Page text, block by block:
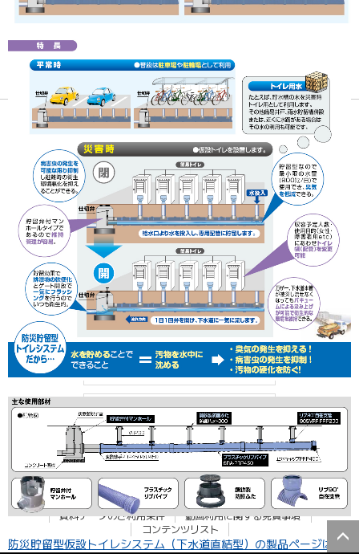
防災貯留型仮設トイレシステム（下水道直結型）の製品ページはこ
製品情報を探す
分野で探す 製品群名で探す 品名・品番で探す
事例紹介『現場レポート』
課題解決
エスロン動画チャンネル
お知らせ
お問い合わせ・よくある質問
個人情報保護方針 企業情報開示方針
企業行動指針
製品安全自主行動指針
ウェブサイトポリシー
資料データのご利用条件
動画利用に関する免責事項
コンテンツリスト